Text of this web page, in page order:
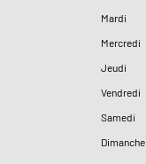
Mardi
Mercredi
Jeudi
Vendredi
Samedi
Dimanche